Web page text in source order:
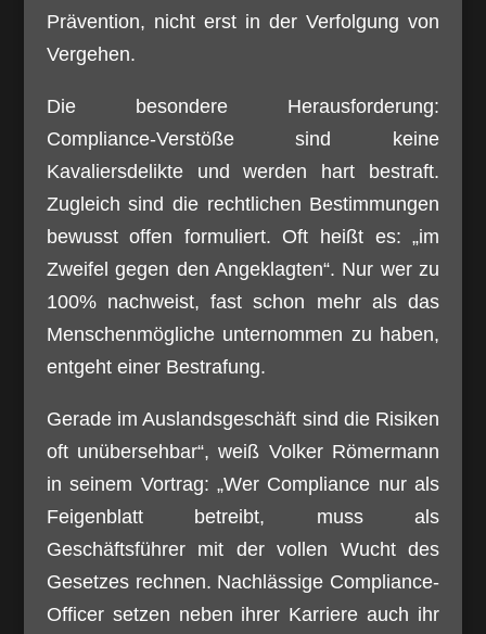
Prävention, nicht erst in der Verfolgung von
Vergehen.
Die besondere Herausforderung:
Compliance-Verstöße sind keine
Kavaliersdelikte und werden hart bestraft.
Zugleich sind die rechtlichen Bestimmungen
bewusst offen formuliert. Oft heißt es: „im
Zweifel gegen den Angeklagten“. Nur wer zu
100% nachweist, fast schon mehr als das
Menschenmögliche unternommen zu haben,
entgeht einer Bestrafung.
Gerade im Auslandsgeschäft sind die Risiken
oft unübersehbar“, weiß Volker Römermann
in seinem Vortrag: „Wer Compliance nur als
Feigenblatt betreibt, muss als
Geschäftsführer mit der vollen Wucht des
Gesetzes rechnen. Nachlässige Compliance-
Officer setzen neben ihrer Karriere auch ihr